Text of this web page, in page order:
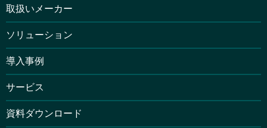
取扱いメーカー
ソリューション
導入事例
サービス
資料ダウンロード